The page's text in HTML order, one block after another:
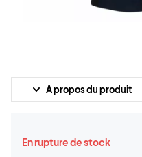
A propos du produit
En rupture de stock